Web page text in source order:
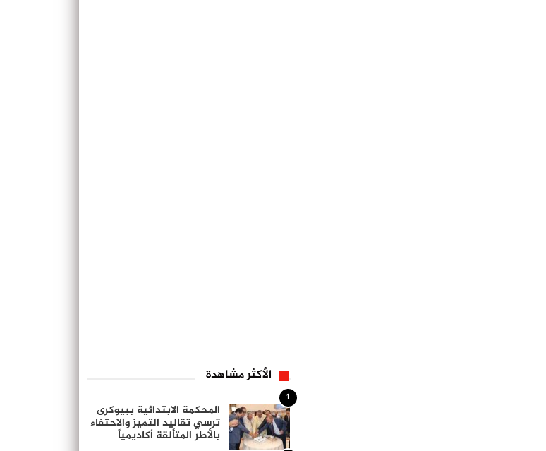
الأكثر مشاهدة
1
المحكمة الابتدائية ببيوكرى
ترسي تقاليد التميز والاحتفاء
بالأطر المتألقة أكاديمياً